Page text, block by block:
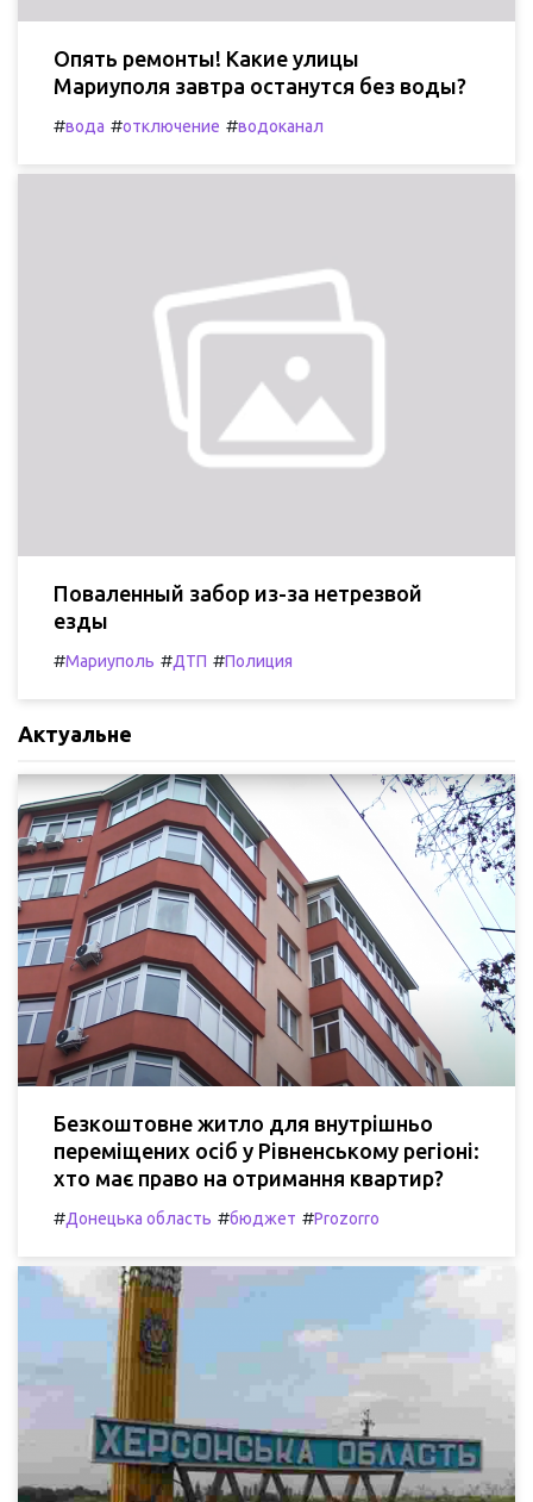
Опять ремонты! Какие улицы
Мариуполя завтра останутся без воды?
#вода #отключение #водоканал
Поваленный забор из-за нетрезвой
езды
#Мариуполь #ДТП #Полиция
Актуальне
Безкоштовне житло для внутрішньо
переміщених осіб у Рівненському регіоні:
хто має право на отримання квартир?
#Донецька область #бюджет #Prozorro